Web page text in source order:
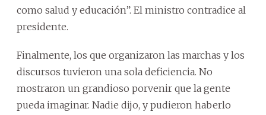
como salud y educación”. El ministro contradice al
presidente.
Finalmente, los que organizaron las marchas y los
discursos tuvieron una sola deficiencia. No
mostraron un grandioso porvenir que la gente
pueda imaginar. Nadie dijo, y pudieron haberlo